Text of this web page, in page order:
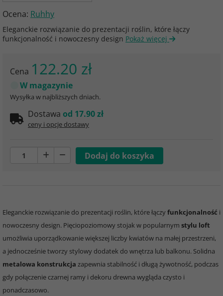
Ocena: Ruhhy
Eleganckie rozwiązanie do prezentacji roślin, które łączy
funkcjonalność i nowoczesny design Pokaż więcej
Cena 122.20 zł
W magazynie
Wysyłka w najbliższych dniach.
Dostawa od 17.90 zł
ceny i opcje dostawy
Eleganckie rozwiązanie do prezentacji roślin, które łączyfunkcjonalność i
nowoczesny design. Pięciopoziomowy stojak w popularnym stylu loft
umożliwia uporządkowanie większej liczby kwiatów na małej przestrzeni,
a jednocześnie tworzy stylowy dodatek do wnętrza lub balkonu. Solidna
metalowa konstrukcja zapewnia stabilność i długą żywotność, podczas
gdy połączenie czarnej ramy i dekoru drewna wygląda czysto i
ponadczasowo.